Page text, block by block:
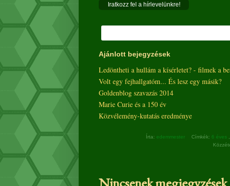
Iratkozz fel a hírlevelünkre!
Ajánlott bejegyzések
Ledöntheti a hullám a kísérletet? - filmek a
Volt egy fejhallgatóm... És lesz egy másik?
Goldenblog szavazás 2014
Marie Curie és a 150 év
Közvélemény-kutatás eredménye
Írta: edemmester Címkék: 6 éves